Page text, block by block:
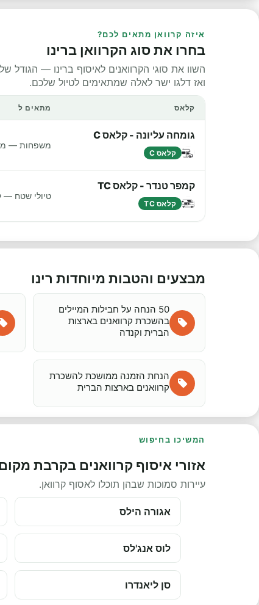
איזה קרוואן מתאים לכם?
בחרו את סוג הקרוואן ברינו
השוו את סוגי הקרוואנים לאיסוף ברינו — הגודל
ואז דלגו ישר לאלה שמתאימים לטיול שלכם.
קלאס מתאים ל
גומחה עליונה - קלאס C
קלאס C
משפחות —
קמפר טנדר - קלאס TC
קלאס TC
טיולי שטח —
מבצעים והטבות מיוחדות רינו
50 הנחה על חבילות המיילים
בהשכרת קרוואנים בארצות
הברית וקנדה
הנחת הזמנה ממושכת להשכרת
קרוואנים בארצות הברית
המשיכו בחיפוש
אזורי איסוף קרוואנים בקרבת
עיירות סמוכות שבהן תוכלו לאסוף קרוואן.
אגורה הילס
לוס אנג'לס
סן ליאנדרו